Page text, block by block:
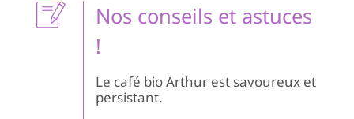
Nos conseils et astuces
!
Le café bio Arthur est savoureux et
persistant.